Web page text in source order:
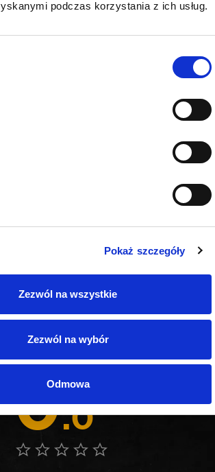
podczas korzystania z ich usług.
Pokaż szczegóły
Zezwól na wszystkie
Zezwól na wybór
Odmowa
OPINIE
którzy rzeczywiście używali danego
produktu lub go kupili.
0.0
0 opinii